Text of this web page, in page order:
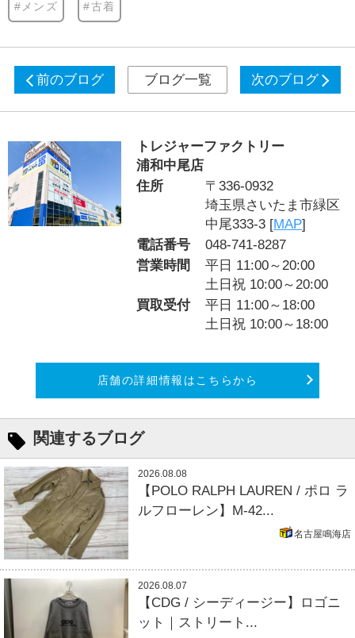
#メンズ #古着
前のブログ ブログ一覧 次のブログ
トレジャーファクトリー
浦和中尾店
住所
〒336-0932
埼玉県さいたま市緑区
中尾333-3 [MAP]
電話番号
048-741-8287
営業時間
平日 11:00～20:00
土日祝 10:00～20:00
買取受付
平日 11:00～18:00
土日祝 10:00～18:00
店舗の詳細情報はこちらから
関連するブログ
2026.08.08
【POLO RALPH LAUREN / ポロ ラ
ルフローレン】M-42...
名古屋鳴海店
2026.08.07
【CDG / シーディージー】ロゴニ
ット｜ストリート...